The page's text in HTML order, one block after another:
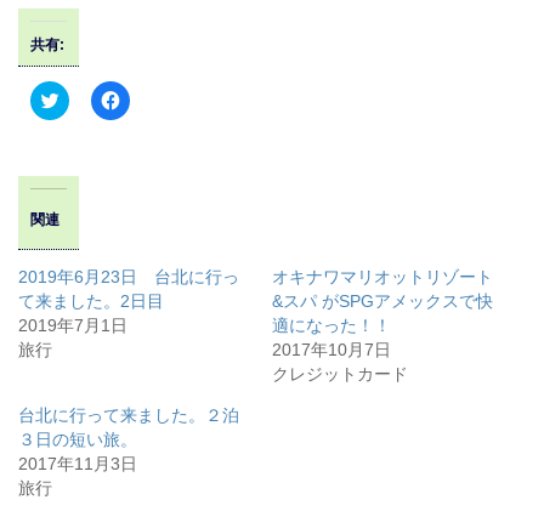
共有:
ク
リ
て
T
t
e
で
共
有
ウ
ィ
ン
ド
ウ
F
a
す
る
に
は
ク
て
く
だ
さ
い
関連
2019年6月23日 台北に行っ
て来ました。2日目
2019年7月1日
旅行
オキナワマリオットリゾート
&スパ がSPGアメックスで快
適になった！！
2017年10月7日
クレジットカード
台北に行って来ました。２泊
３日の短い旅。
2017年11月3日
旅行